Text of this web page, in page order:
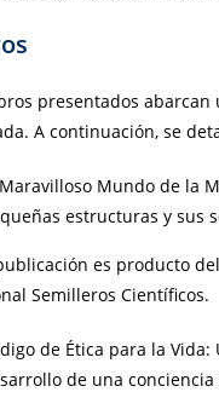
presentados
A continuación, se
Mundo de la
estructuras y sus
es producto
Semilleros Científicos.
de Ética para la
de una